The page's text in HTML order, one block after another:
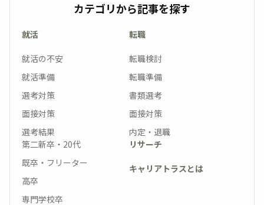
カテゴリから記事を探す
就活
就活の不安
就活準備
選考対策
面接対策
選考結果
転職
転職検討
転職準備
書類選考
面接対策
内定・退職
第二新卒・20代
既卒・フリーター
高卒
専門学校卒
リサーチ
キャリアトラスとは